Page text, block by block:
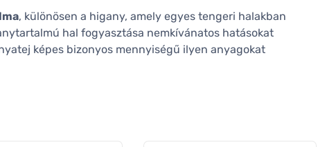
, különösen a higany, amely egyes tengeri halakban
hal fogyasztása nemkívánatos hatásokat
képes bizonyos mennyiségű ilyen anyagokat